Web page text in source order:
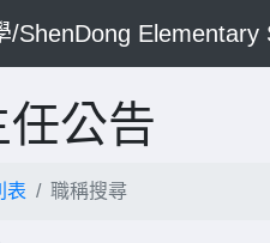
/ShenDong Elementary
公告
表 職稱搜尋